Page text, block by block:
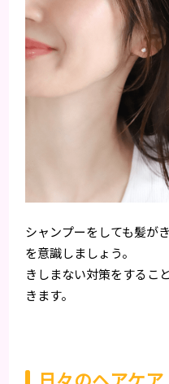
シャンプーをしても髪が
を意識しましょう。
きしまない対策をするこ
きます。